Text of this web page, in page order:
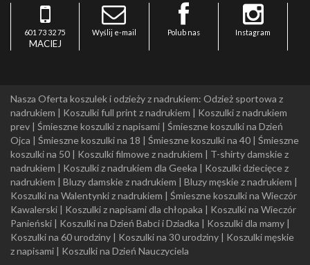
601 73 32 75
MACIEJ
Wyślij e-mail Polub nas Instagram
Nasza Oferta koszulek i odzieży z nadrukiem: Odzież sportowa z
nadrukiem | Koszulki full print z nadrukiem | Koszulki z nadrukiem
prev | Śmieszne koszulki z napisami | Śmieszne koszulki na Dzień
Ojca | Śmieszne koszulki na 18 | Śmieszne koszulki na 40 | Śmieszne
koszulki na 50 | Koszulki filmowe z nadrukiem | T-shirty damskie z
nadrukiem | Koszulki z nadrukiem dla Geeka | Koszulki dziecięce z
nadrukiem | Bluzy damskie z nadrukiem | Bluzy męskie z nadrukiem |
Koszulki na Walentynki z nadrukiem | Śmieszne koszulki na Wieczór
Kawalerski | Koszulki z napisami dla chłopaka | Koszulki na Wieczór
Panieński | Koszulki na Dzień Babci i Dziadka | Koszulki dla mamy |
Koszulki na 60 urodziny | Koszulki na 30 urodziny | Koszulki męskie
z napisami | Koszulki na Dzień Nauczyciela